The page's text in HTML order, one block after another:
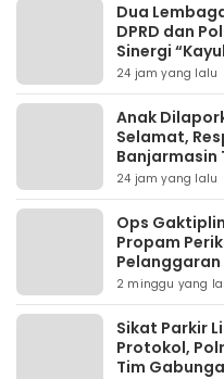
Dua
DPRD dan
Sinergi
24 jam yang lalu
Anak
Selamat,
Banjarmasin
24 jam yang lalu
Ops
Propam
Pelanggaran
2 minggu yang
Sikat Parkir
Protokol,
Tim